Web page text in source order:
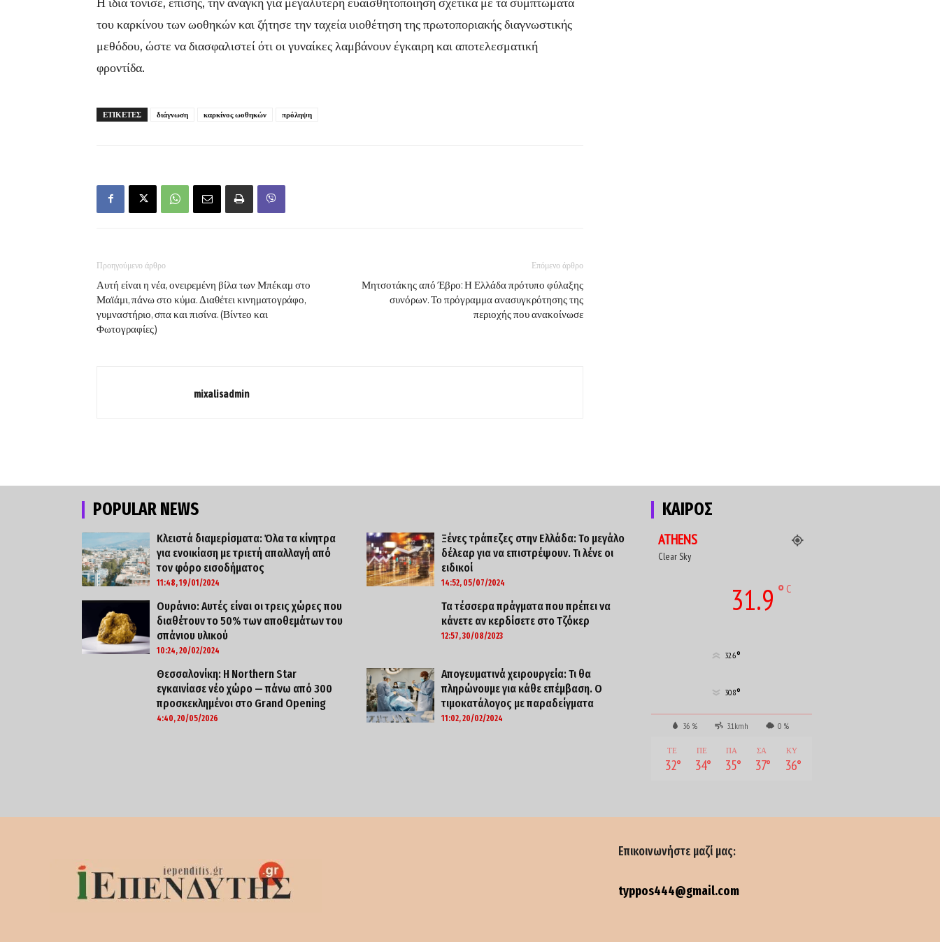
του καρκίνου των ωοθηκών και ζήτησε την ταχεία υιοθέτηση της πρωτοποριακής διαγνωστικής
μεθόδου, ώστε να διασφαλιστεί ότι οι γυναίκες λαμβάνουν έγκαιρη και αποτελεσματική
φροντίδα.
ΕΤΙΚΕΤΕΣ διάγνωση καρκίνος ωοθηκών πρόληψη
Προηγούμενο άρθρο
Αυτή είναι η νέα, ονειρεμένη βίλα των Μπέκαμ στο
Μαϊάμι, πάνω στο κύμα. Διαθέτει κινηματογράφο,
γυμναστήριο, σπα και πισίνα. (Βίντεο και
Φωτογραφίες)
Επόμενο άρθρο
Μητσοτάκης από Έβρο: Η Ελλάδα πρότυπο φύλαξης
συνόρων. Το πρόγραμμα ανασυγκρότησης της
περιοχής που ανακοίνωσε
mixalisadmin
POPULAR NEWS
Κλειστά διαμερίσματα: Όλα τα κίνητρα
για ενοικίαση με τριετή απαλλαγή από
τον φόρο εισοδήματος
11:48, 19/01/2024
Ξένες τράπεζες στην Ελλάδα: Το μεγάλο
δέλεαρ για να επιστρέψουν. Τι λένε οι
ειδικοί
14:52, 05/07/2024
Ουράνιο: Αυτές είναι οι τρεις χώρες που
διαθέτουν το 50% των αποθεμάτων του
σπάνιου υλικού
10:24, 20/02/2024
Τα τέσσερα πράγματα που πρέπει να
κάνετε αν κερδίσετε στο Τζόκερ
12:57, 30/08/2023
Θεσσαλονίκη: Η Northern Star
εγκαινίασε νέο χώρο — πάνω από 300
προσκεκλημένοι στο Grand Opening
4:40, 20/05/2026
Απογευματινά χειρουργεία: Τι θα
πληρώνουμε για κάθε επέμβαση. O
τιμοκατάλογος με παραδείγματα
11:02, 20/02/2024
ΚΑΙΡΟΣ
ATHENS
Clear Sky
31.9 ° C
32.6°
30.8°
36 % 3.1kmh 0 %
ΤΕ
32°
ΠΕ
34°
ΠΑ
35°
ΣΑ
37°
ΚΥ
36°
Επικοινωνήστε μαζί μας:
typpos444@gmail.com